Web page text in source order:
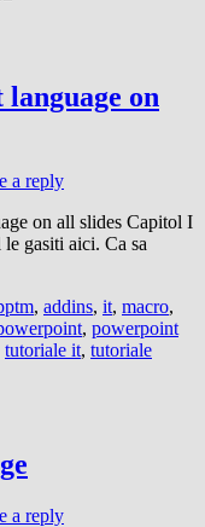
on
a reply
on all slides Capitol I
gasiti aici. Ca sa
, addins, it, macro,
, powerpoint
tutoriale it, tutoriale
a reply